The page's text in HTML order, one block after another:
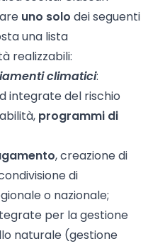
uno solo dei seguenti
una lista
realizzabili:
climatici:
integrate del rischio
programmi di
, creazione di
di
o nazionale;
per la gestione
naturale (gestione